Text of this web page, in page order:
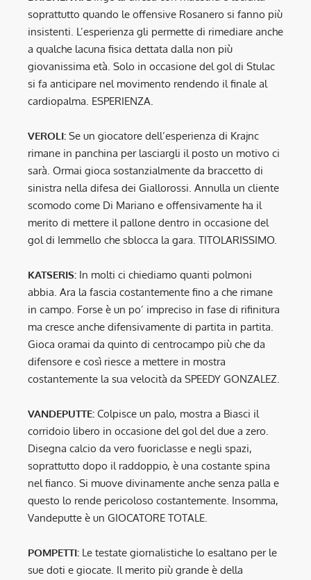
soprattutto quando le offensive Rosanero si fanno più
insistenti. L’esperienza gli permette di rimediare anche
a qualche lacuna fisica dettata dalla non più
giovanissima età. Solo in occasione del gol di Stulac
si fa anticipare nel movimento rendendo il finale al
cardiopalma. ESPERIENZA.
VEROLI: Se un giocatore dell’esperienza di Krajnc
rimane in panchina per lasciargli il posto un motivo ci
sarà. Ormai gioca sostanzialmente da braccetto di
sinistra nella difesa dei Giallorossi. Annulla un cliente
scomodo come Di Mariano e offensivamente ha il
merito di mettere il pallone dentro in occasione del
gol di Iemmello che sblocca la gara. TITOLARISSIMO.
KATSERIS: In molti ci chiediamo quanti polmoni
abbia. Ara la fascia costantemente fino a che rimane
in campo. Forse è un po’ impreciso in fase di rifinitura
ma cresce anche difensivamente di partita in partita.
Gioca oramai da quinto di centrocampo più che da
difensore e così riesce a mettere in mostra
costantemente la sua velocità da SPEEDY GONZALEZ.
VANDEPUTTE: Colpisce un palo, mostra a Biasci il
corridoio libero in occasione del gol del due a zero.
Disegna calcio da vero fuoriclasse e negli spazi,
soprattutto dopo il raddoppio, è una costante spina
nel fianco. Si muove divinamente anche senza palla e
questo lo rende pericoloso costantemente. Insomma,
Vandeputte è un GIOCATORE TOTALE.
POMPETTI: Le testate giornalistiche lo esaltano per le
sue doti e giocate. Il merito più grande è della